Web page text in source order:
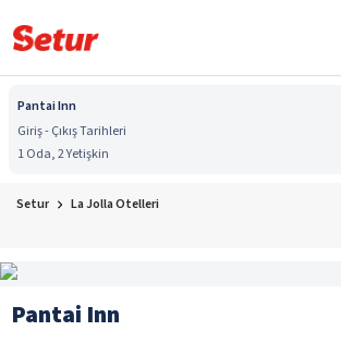
Pantai Inn
Giriş - Çıkış Tarihleri
1 Oda, 2 Yetişkin
Setur La Jolla Otelleri
Pantai Inn